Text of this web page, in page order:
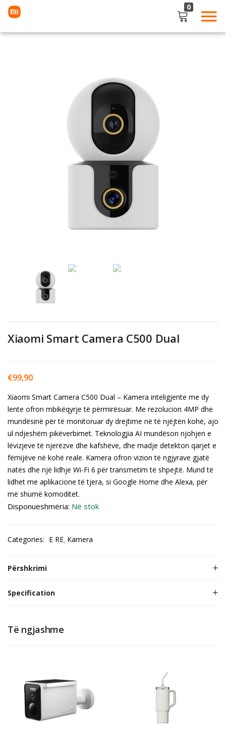
0
Xiaomi Smart Camera C500 Dual
€99,90
Xiaomi Smart Camera C500 Dual – Kamera inteligjente me dy
lente ofron mbikëqyrje të përmirësuar. Me rezolucion 4MP dhe
mundësinë për të monitoruar dy drejtime në të njëjtën kohë, ajo
ul ndjeshëm pikëverbimet. Teknologjia AI mundëson njohjen e
lëvizjeve të njerëzve dhe kafshëve, dhe madje detekton qarjet e
fëmijëve në kohë reale. Kamera ofron vizion të ngjyrave gjatë
natës dhe një lidhje Wi-Fi 6 për transmetim të shpejtë. Mund të
lidhet me aplikacione të tjera, si Google Home dhe Alexa, për
më shumë komoditet.
Disponueshmëria: Në stok
Categories: E RE Kamera
Përshkrimi
Specification
Të ngjashme